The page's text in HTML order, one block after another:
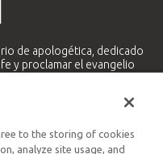
de apologética, dedicado
y proclamar el evangelio
y Latinoamericano
to the storing of cookies
analyze site usage, and